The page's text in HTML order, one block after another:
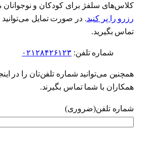
کلاس‌های سلفژ برای کودکان و نوجوانان
رزرو را پر کنید. در صورت تمایل می‌توانید
تماس بگیرید.
شماره تلفن: ۰۲۱۲۸۴۲۶۱۲۳
همچنین می‌توانید شماره تلفن‌تان را در
همکاران با شما تماس بگیرند.
شماره تلفن(ضروری)